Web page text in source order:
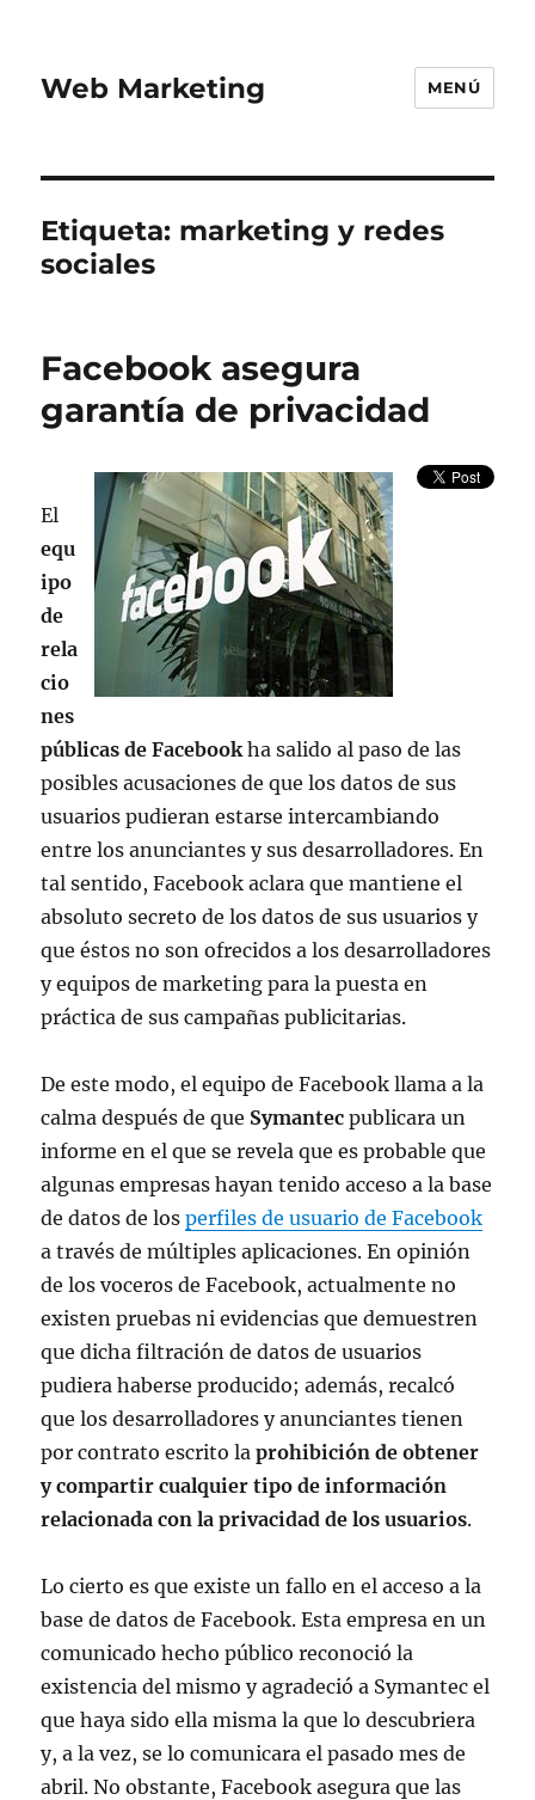
Web Marketing MENÚ
Etiqueta: marketing y redes
sociales
Facebook asegura
garantía de privacidad
El
equ
ipo
de
rela
cio
nes
públicas de Facebookha salido al paso de las
posibles acusaciones de que los datos de sus
usuarios pudieran estarse intercambiando
entre los anunciantes y sus desarrolladores. En
tal sentido, Facebook aclara que mantiene el
absoluto secreto de los datos de sus usuarios y
que éstos no son ofrecidos a los desarrolladores
y equipos de marketing para la puesta en
práctica de sus campañas publicitarias.
De este modo, el equipo de Facebook llama a la
calma después de que Symantec publicara un
informe en el que se revela que es probable que
algunas empresas hayan tenido acceso a la base
de datos de losperfiles de usuario de Facebook
a través de múltiples aplicaciones. En opinión
de los voceros de Facebook, actualmente no
existen pruebas ni evidencias que demuestren
que dicha filtración de datos de usuarios
pudiera haberse producido; además, recalcó
que los desarrolladores y anunciantes tienen
por contrato escrito laprohibición de obtener
y compartir cualquier tipo de información
relacionada con la privacidad de los usuarios.
Lo cierto es que existe un fallo en el acceso a la
base de datos de Facebook. Esta empresa en un
comunicado hecho público reconoció la
existencia del mismo y agradeció a Symantec el
que haya sido ella misma la que lo descubriera
y, a la vez, se lo comunicara el pasado mes de
abril. No obstante, Facebook asegura que las